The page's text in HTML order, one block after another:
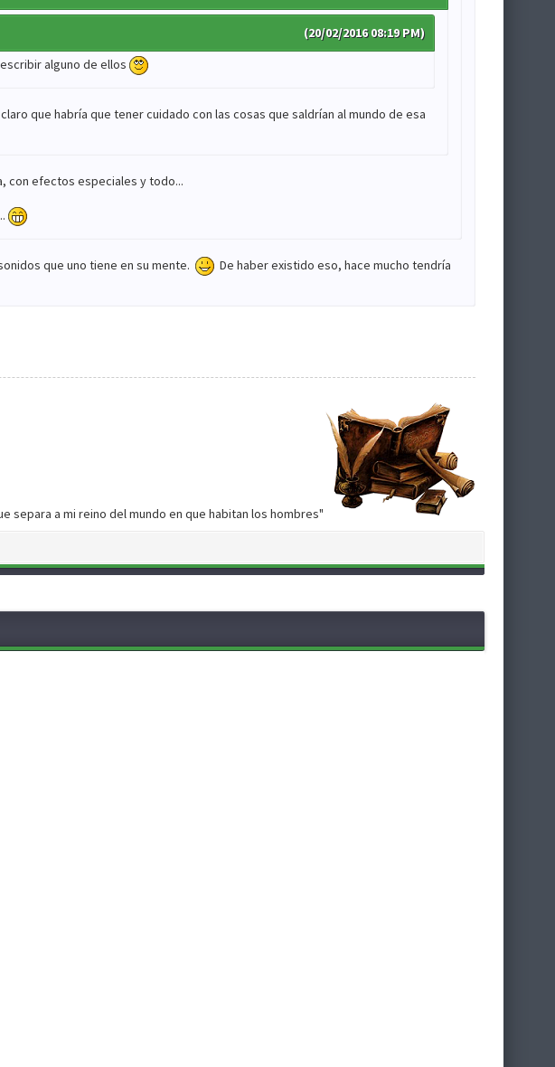
(20/02/2016 08:19 PM)
alguno de ellos
que habría que tener cuidado con las cosas que saldrían al mundo de esa
con efectos especiales y todo...
que uno tiene en su mente.
De haber existido eso, hace mucho tendría
separa a mi reino del mundo en que habitan los hombres"